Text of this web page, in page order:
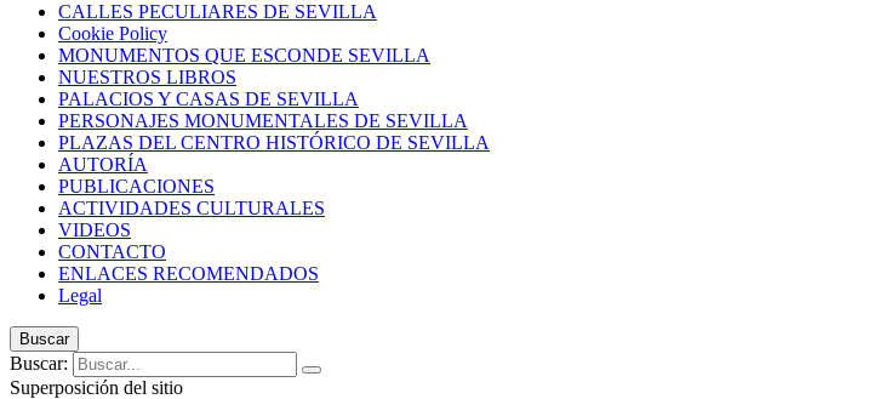
CALLES PECULIARES DE SEVILLA
Cookie Policy
MONUMENTOS QUE ESCONDE SEVILLA
NUESTROS LIBROS
PALACIOS Y CASAS DE SEVILLA
PERSONAJES MONUMENTALES DE SEVILLA
PLAZAS DEL CENTRO HISTÓRICO DE SEVILLA
AUTORÍA
PUBLICACIONES
ACTIVIDADES CULTURALES
VIDEOS
CONTACTO
ENLACES RECOMENDADOS
Legal
Buscar
Buscar:
Superposición del sitio